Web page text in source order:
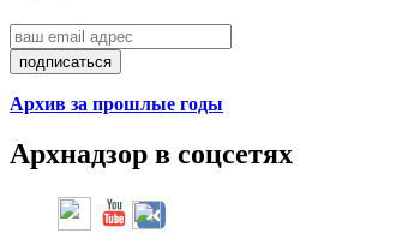
Архив за прошлые годы
Архнадзор в соцсетях